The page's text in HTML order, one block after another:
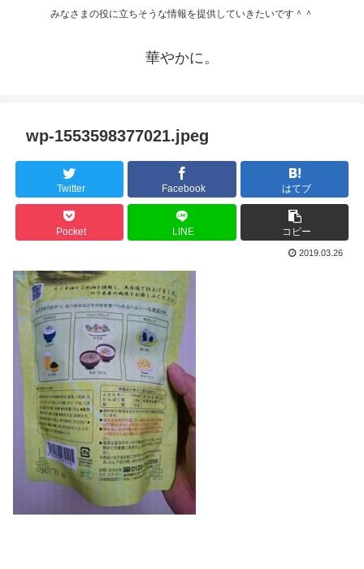
みなさまの役に立ちそうな情報を提供していきたいです＾＾
華やかに。
wp-1553598377021.jpeg
Twitter Facebook はてブ
Pocket LINE コピー
2019.03.26